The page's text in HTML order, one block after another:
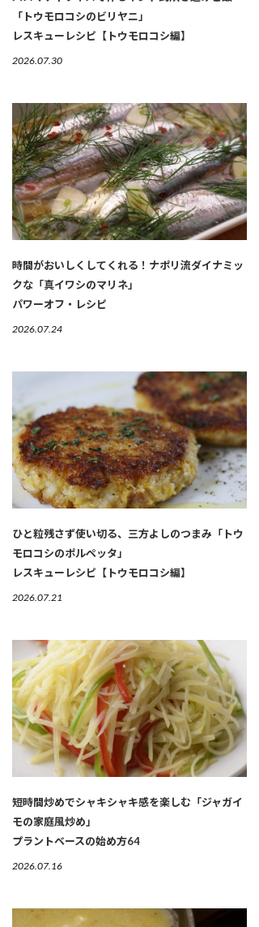
「トウモロコシのビリヤニ」
レスキューレシピ【トウモロコシ編】
2026.07.30
時間がおいしくしてくれる！ナポリ流ダイナミッ
クな「真イワシのマリネ」
パワーオフ・レシピ
2026.07.24
ひと粒残さず使い切る、三方よしのつまみ「トウ
モロコシのポルペッタ」
レスキューレシピ【トウモロコシ編】
2026.07.21
短時間炒めでシャキシャキ感を楽しむ「ジャガイ
モの家庭風炒め」
プラントベースの始め方64
2026.07.16